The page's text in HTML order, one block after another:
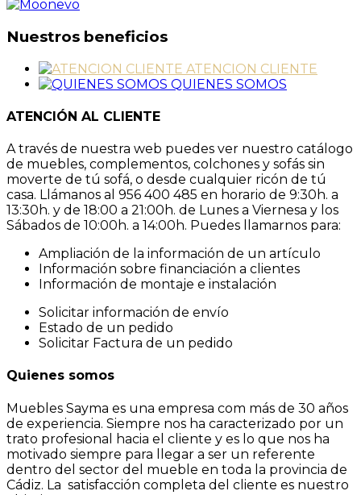
Nuestros beneficios
ATENCION CLIENTE
QUIENES SOMOS
ATENCIÓN AL CLIENTE
A través de nuestra web puedes ver nuestro catálogo
de muebles, complementos, colchones y sofás sin
moverte de tú sofá, o desde cualquier ricón de tú
casa. Llámanos al 956 400 485 en horario de 9:30h. a
13:30h. y de 18:00 a 21:00h. de Lunes a Viernesa y los
Sábados de 10:00h. a 14:00h. Puedes llamarnos para:
Ampliación de la información de un artículo
Información sobre financiación a clientes
Información de montaje e instalación
Solicitar información de envío
Estado de un pedido
Solicitar Factura de un pedido
Quienes somos
Muebles Sayma es una empresa com más de 30 años
de experiencia. Siempre nos ha caracterizado por un
trato profesional hacia el cliente y es lo que nos ha
motivado siempre para llegar a ser un referente
dentro del sector del mueble en toda la provincia de
Cádiz. La satisfacción completa del cliente es nuestro